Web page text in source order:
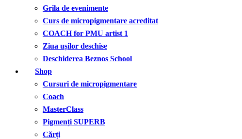
Grila de evenimente
Curs de micropigmentare acreditat
COACH for PMU artist 1
Ziua ușilor deschise
Deschiderea Beznos School
Shop
Cursuri de micropigmentare
Coach
MasterClass
Pigmenți SUPERB
Cărți